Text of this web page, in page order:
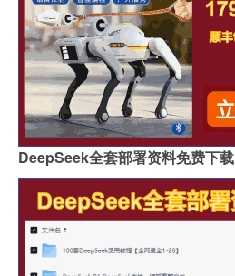
DeepSeek全套部署资料免费下载